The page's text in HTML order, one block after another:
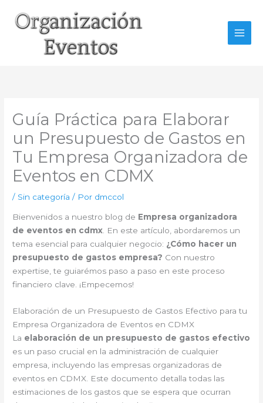
contenido
Guía Práctica para Elaborar
un Presupuesto de Gastos en
Tu Empresa Organizadora de
Eventos en CDMX
/ Sin categoría / Por dmccol
Bienvenidos a nuestro blog de Empresa organizadora
de eventos en cdmx. En este artículo, abordaremos un
tema esencial para cualquier negocio: ¿Cómo hacer un
presupuesto de gastos empresa? Con nuestro
expertise, te guiarémos paso a paso en este proceso
financiero clave. ¡Empecemos!
Elaboración de un Presupuesto de Gastos Efectivo para tu
Empresa Organizadora de Eventos en CDMX
La elaboración de un presupuesto de gastos efectivo
es un paso crucial en la administración de cualquier
empresa, incluyendo las empresas organizadoras de
eventos en CDMX. Este documento detalla todas las
estimaciones de los gastos que se espera que ocurran